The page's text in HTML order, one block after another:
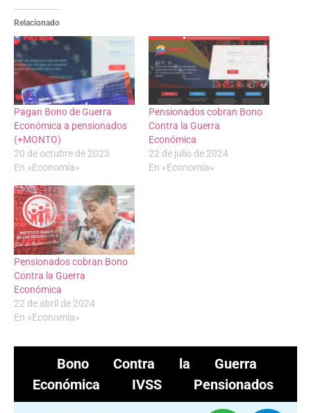
Relacionado
Pagan Bono de Guerra
Económica a pensionados
(+MONTO)
20 de octubre de 2023
En «Economía»
Pensionados cobran Bono
Contra la Guerra
Económica
22 de julio de 2024
En «Economía»
Pensionados cobran Bono
Contra la Guerra
Económica
22 de abril de 2024
En «Economía»
Bono Contra la Guerra
Económica
IVSS Pensionados